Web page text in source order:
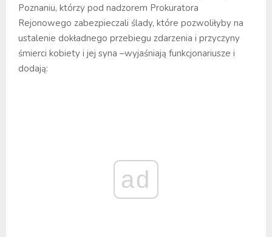
Poznaniu, którzy pod nadzorem Prokuratora
Rejonowego zabezpieczali ślady, które pozwoliłyby na
ustalenie dokładnego przebiegu zdarzenia i przyczyny
śmierci kobiety i jej syna –wyjaśniają funkcjonariusze i
dodają:
ad